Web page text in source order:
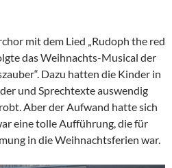
mit dem Lied „Rudoph the red
das Weihnachts-Musical der
Dazu hatten die Kinder in
und Sprechtexte auswendig
Aber der Aufwand hatte sich
eine tolle Aufführung, die für
in die Weihnachtsferien war.